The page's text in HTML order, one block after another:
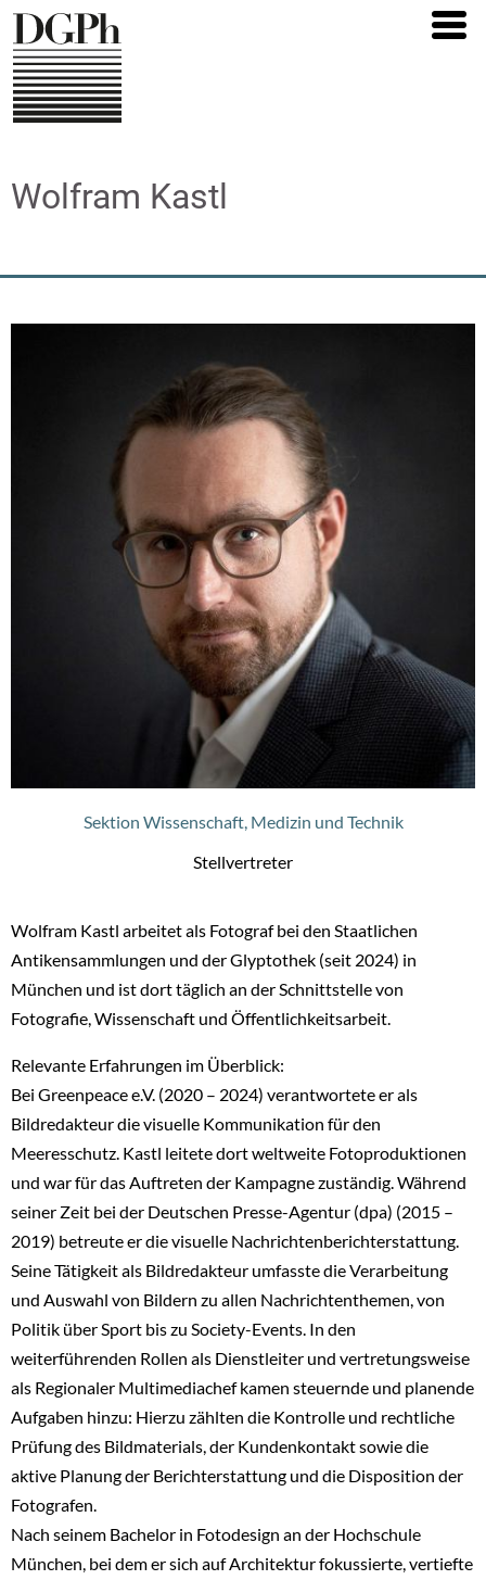
Direkt
zum
Inhalt
Wolfram Kastl
Sektion Wissenschaft, Medizin und Technik
Stellvertreter
Wolfram Kastl arbeitet als Fotograf bei den Staatlichen
Antikensammlungen und der Glyptothek (seit 2024) in
München und ist dort täglich an der Schnittstelle von
Fotografie, Wissenschaft und Öffentlichkeitsarbeit.
Relevante Erfahrungen im Überblick:
Bei Greenpeace e.V. (2020 – 2024) verantwortete er als
Bildredakteur die visuelle Kommunikation für den
Meeresschutz. Kastl leitete dort weltweite Fotoproduktionen
und war für das Auftreten der Kampagne zuständig. Während
seiner Zeit bei der Deutschen Presse-Agentur (dpa) (2015 –
2019) betreute er die visuelle Nachrichtenberichterstattung.
Seine Tätigkeit als Bildredakteur umfasste die Verarbeitung
und Auswahl von Bildern zu allen Nachrichtenthemen, von
Politik über Sport bis zu Society-Events. In den
weiterführenden Rollen als Dienstleiter und vertretungsweise
als Regionaler Multimediachef kamen steuernde und planende
Aufgaben hinzu: Hierzu zählten die Kontrolle und rechtliche
Prüfung des Bildmaterials, der Kundenkontakt sowie die
aktive Planung der Berichterstattung und die Disposition der
Fotografen.
Nach seinem Bachelor in Fotodesign an der Hochschule
München, bei dem er sich auf Architektur fokussierte, vertiefte